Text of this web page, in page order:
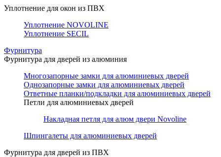
Уплотнение для окон из ПВХ
Уплотнение NOVOLINE
Уплотнение SECIL
Фурнитура
Фурнитура для дверей из алюминия
Многозапорные замки для алюминиевых дверей
Однозапорные замки для алюминиевых дверей
Ответные планки/подкладки для алюминиевых дверей
Петли для алюминиевых дверей
Накладная петля для алюм двери Novoline
Шпингалеты для алюминиевых дверей
Фурнитура для дверей из ПВХ